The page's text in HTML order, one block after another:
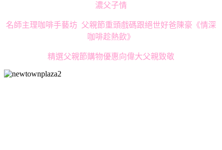
濃父子情
名師主理咖啡手藝坊 父親節重頭戲碼跟絕世好爸陳豪《情深
咖啡趁熱飲》
精選父親節購物優惠向偉大父親致敬